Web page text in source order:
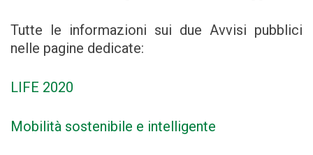
Tutte le informazioni sui due Avvisi pubblici
nelle pagine dedicate:
LIFE 2020
Mobilità sostenibile e intelligente